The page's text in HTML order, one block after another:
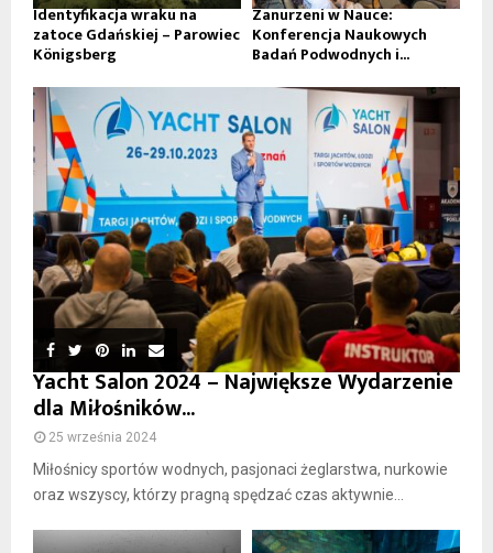
Identyfikacja wraku na
zatoce Gdańskiej – Parowiec
Königsberg
Zanurzeni w Nauce:
Konferencja Naukowych
Badań Podwodnych i...
Yacht Salon 2024 – Największe Wydarzenie
dla Miłośników...
25 września 2024
Miłośnicy sportów wodnych, pasjonaci żeglarstwa, nurkowie
oraz wszyscy, którzy pragną spędzać czas aktywnie...